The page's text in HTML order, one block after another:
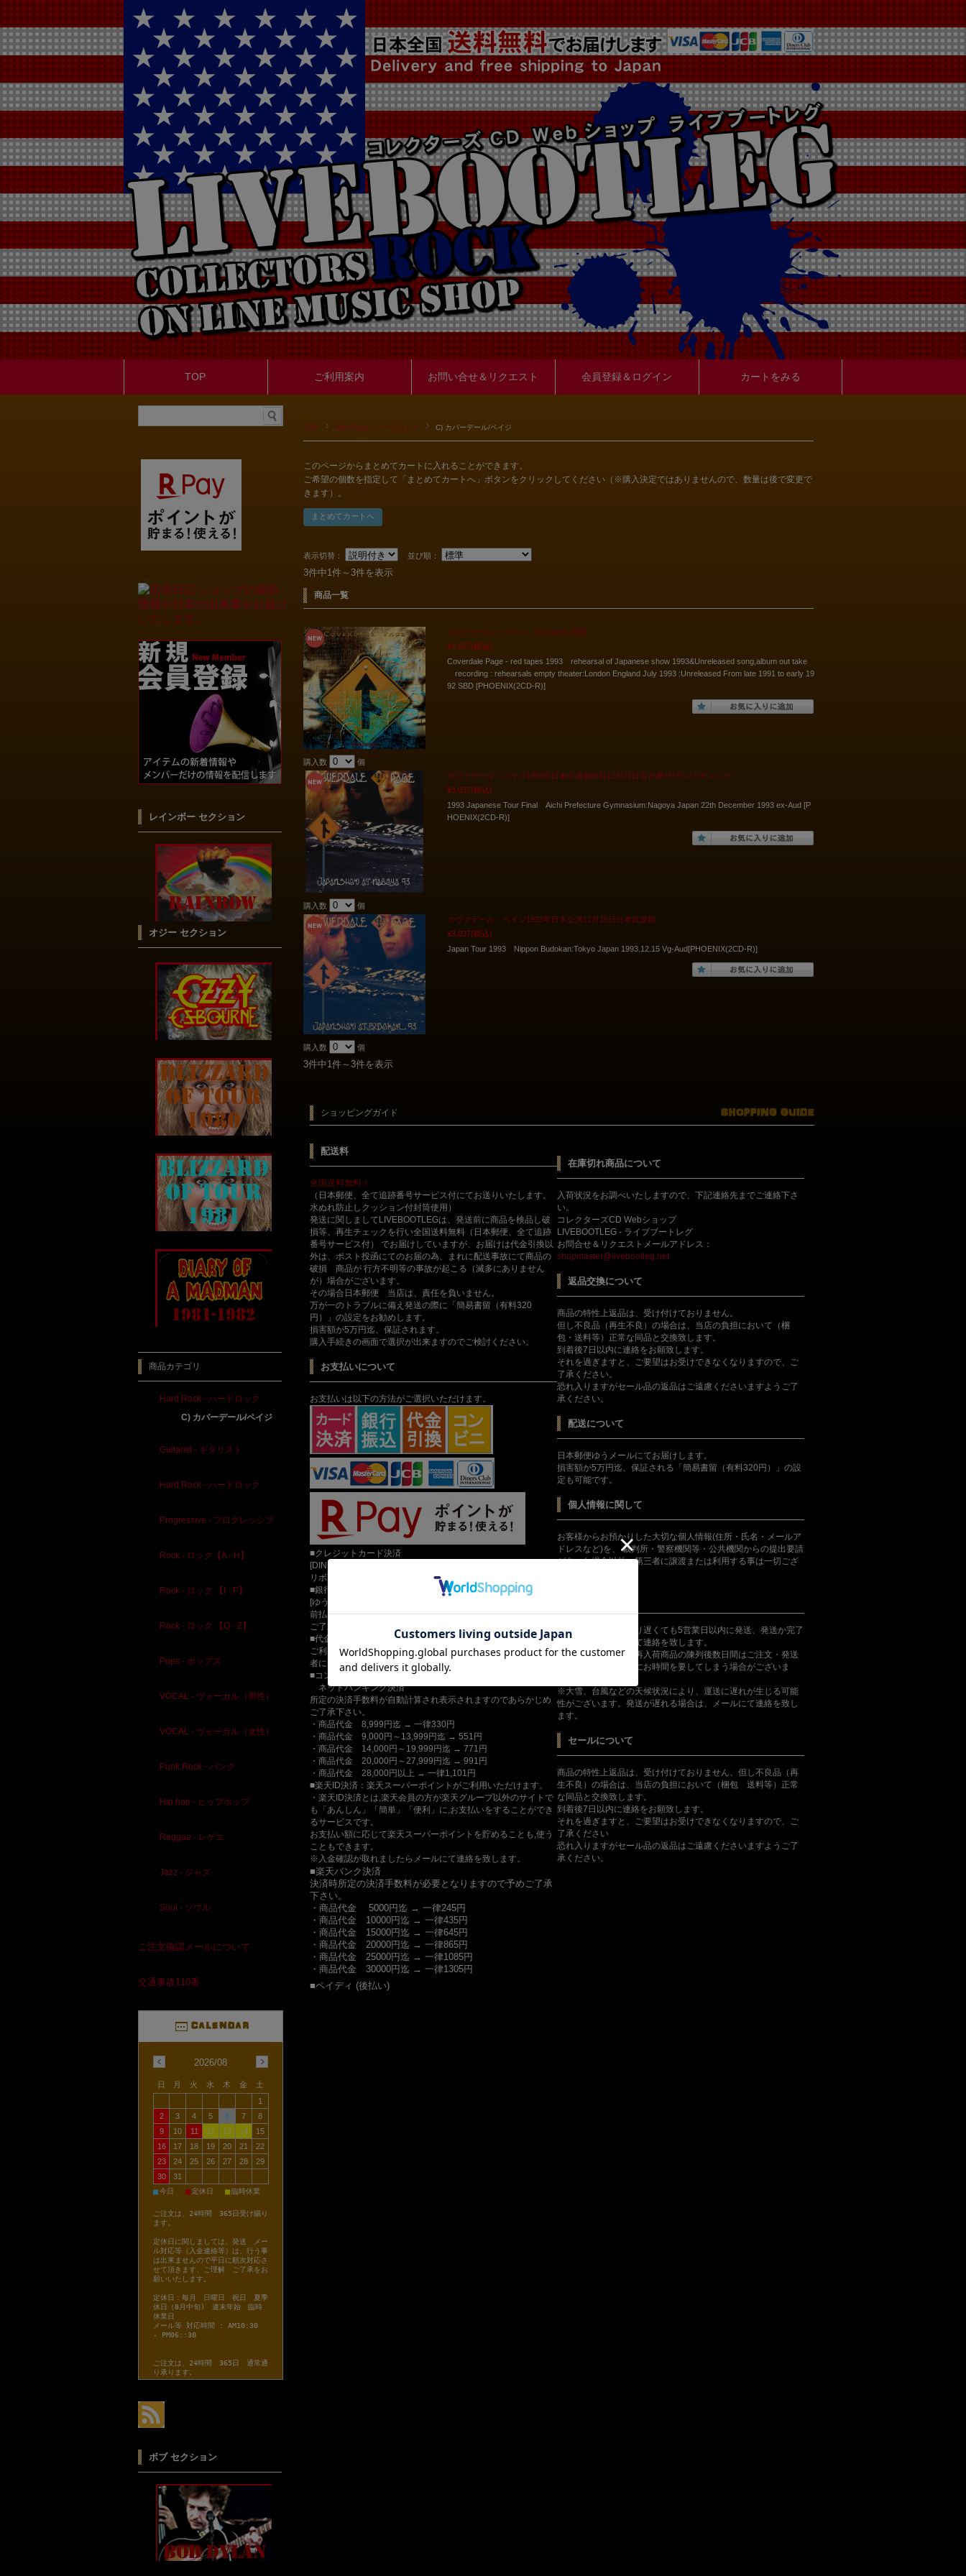
TOP ご利用案内 お問い合せ＆リクエスト 会員登録＆ログイン カートをみる
TOP Hard Rock - ハードロック C) カバーデール/ペイジ
このページからまとめてカートに入れることができます。
ご希望の個数を指定して「まとめてカートへ」ボタンをクリックしてください（※購入決定ではありませんので、数量は後で変更で
きます）。
表示切替： 並び順：
3件中1件～3件を表示
商品一覧
カヴァデール・ペイジ red tapes 1993
¥3,037(税込)
Coverdale Page - red tapes 1993 rehearsal of Japanese show 1993&Unreleased song,album out take
recording : rehearsals empty theater:London England July 1993 :Unreleased From late 1991 to early 19
92 SBD [PHOENIX(2CD-R)]
購入数
個
カヴァデール・ペイジ1993年日本公演最終日12月22日名古屋+サウンドチェック
¥3,037(税込)
1993 Japanese Tour Final Aichi Prefecture Gymnasium:Nagoya Japan 22th December 1993 ex-Aud [P
HOENIX(2CD-R)]
購入数
個
カヴァデール・ペイジ1993年日本公演12月15日日本武道館
¥3,037(税込)
Japan Tour 1993 Nippon Budokan:Tokyo Japan 1993.12.15 Vg-Aud[PHOENIX(2CD-R)]
購入数 個
3件中1件～3件を表示
ショッピングガイド
配送料
全国送料無料！
（日本郵便、全て追跡番号サービス付にてお送りいたします。
水ぬれ防止しクッション付封筒使用）
発送に関しましてLIVEBOOTLEGは、発送前に商品を検品し破
損等、再生チェックを行い全国送料無料（日本郵便、全て追跡
番号サービス付） でお届けしていますが、お届けは代金引換以
外は、ポスト投函にてのお届の為、まれに配送事故にて商品の
破損 商品が 行方不明等の事故が起こる（滅多にありません
が）場合がございます。
その場合日本郵便 当店は、責任を負いません。
万が一のトラブルに備え発送の際に「簡易書留（有料320
円）」の設定をお勧めします。
損害額が5万円迄、保証されます。
購入手続きの画面で選択が出来ますのでご検討ください。
お支払いについて
お支払いは以下の方法がご選択いただけます。
■クレジットカード決済
[DINERS,JCB, AMEX,VISA, MASTER, UFJ, NICOS, DC分割
リボ可能]
■銀行振込
[ゆうちょ銀行/PayPay銀行]
前払い、入金手数料はお客様負担となりますので、あらかじめ
ご了承下さい。
■代金引換（日本郵政のみ対応）
ご利用の際は、手数料として別途470円と商品代金を配達担当
者にお支払いください。
■コンビニ（番号端末式）・銀行ATM
ネットバンキング決済
所定の決済手数料が自動計算され表示されますのであらかじめ
ご了承下さい。
・商品代金 8,999円迄 → 一律330円
・商品代金 9,000円～13,999円迄 → 551円
・商品代金 14,000円～19,999円迄 → 771円
・商品代金 20,000円～27,999円迄 → 991円
・商品代金 28,000円以上 → 一律1,101円
■楽天ID決済：楽天スーパーポイントがご利用いただけます。
・楽天ID決済とは,楽天会員の方が楽天グループ以外のサイトで
も「あんしん」「簡単」「便利」に,お支払いをすることができ
るサービスです。
お支払い額に応じて楽天スーパーポイントを貯めることも,使う
こともできます。
※入金確認が取れましたらメールにて連絡を致します。
■楽天バンク決済
決済時所定の決済手数料が必要となりますので予めご了承
下さい。
・商品代金 5000円迄 → 一律245円
・商品代金 10000円迄 → 一律435円
・商品代金 15000円迄 → 一律645円
・商品代金 20000円迄 → 一律865円
・商品代金 25000円迄 → 一律1085円
・商品代金 30000円迄 → 一律1305円
在庫切れ商品について
入荷状況をお調べいたしますので、下記連絡先までご連絡下さ
い。
コレクターズCD Webショップ
LIVEBOOTLEG - ライブブートレグ
お問合せ＆リクエストメールアドレス：
shopmaster@livebootleg.net
返品交換について
商品の特性上返品は、受け付けておりません。
但し不良品（再生不良）の場合は、当店の負担において（梱
包・送料等）正常な同品と交換致します。
到着後7日以内に連絡をお願致します。
それを過ぎますと、ご要望はお受けできなくなりますので、ご
了承ください。
恐れ入りますがセール品の返品はご遠慮くださいますようご了
承ください。
配送について
日本郵便ゆうメールにてお届けします。
損害額が5万円迄、保証される「簡易書留（有料320円）」の設
定も可能です。
個人情報に関して
お客様からお預かりした大切な個人情報(住所・氏名・メールア
ドレスなど)を、 裁判所・警察機関等・公共機関からの提出要請
があった場合以外、第三者に譲渡または利用する事は一切ござ
ご入金確認日翌日より遅くても5営業日以内に発送、発送か完了
しましたらメールにて連絡を致します。
但し、新規商品及び再入荷商品の陳列後数日間はご注文・発送
が集中する為、さらにお時間を要してしまう場合がございま
※大雪、台風などの天候状況により、運送に遅れが生じる可能
性がございます。発送が遅れる場合は、メールにて連絡を致し
ます。
セールについて
商品の特性上返品は、受け付けておりません、但し不良品（再
生不良）の場合は、当店の負担において（梱包 送料等）正常
な同品と交換致します。
到着後7日以内に連絡をお願致します。
それを過ぎますと、ご要望はお受けできなくなりますので、ご
了承ください
恐れ入りますがセール品の返品はご遠慮くださいますようご了
承ください。
■ペイディ (後払い)
レインボー セクション
オジー セクション
商品カテゴリ
Hard Rock - ハードロック
C) カバーデール/ペイジ
Guitarist - ギタリスト
Hard Rock - ハードロック
Progressive - プログレッシブ
Rock - ロック【A - H】
Rock - ロック 【I - P】
Rock - ロック 【Q - Z】
Pops - ポップス
VOCAL - ヴォーカル（男性）
VOCAL - ヴォーカル（女性）
Punk Rock - パンク
Hip hop - ヒップホップ
Reggae - レゲエ
Jazz - ジャズ
Soul - ソウル
ご注文確認メールについて
交通事故110番
2026/08
日 月 火 水 木 金
土
1
2
3 4 5 6 7
8
9
10 11 12 13 14
15
16
17 18 19 20 21
22
23
24 25 26 27 28
29
30
31
■今日 ■定休日 ■臨時休業
ご注文は、24時間 365日受け賜り
ます。
定休日に関しましては、発送 メー
ル対応等（入金連絡等）は、行う事
は出来ませんので平日に順次対応さ
せて頂きます、ご理解 ご了承をお
願いいたします。
定休日：毎月 日曜日 祝日 夏季
休日（8月中旬) 連末年始 臨時
休業日
メール等 対応時間 : AM10:30
- PM06::30
ご注文は、24時間 365日 通常通
り承ります。
ボブ セクション